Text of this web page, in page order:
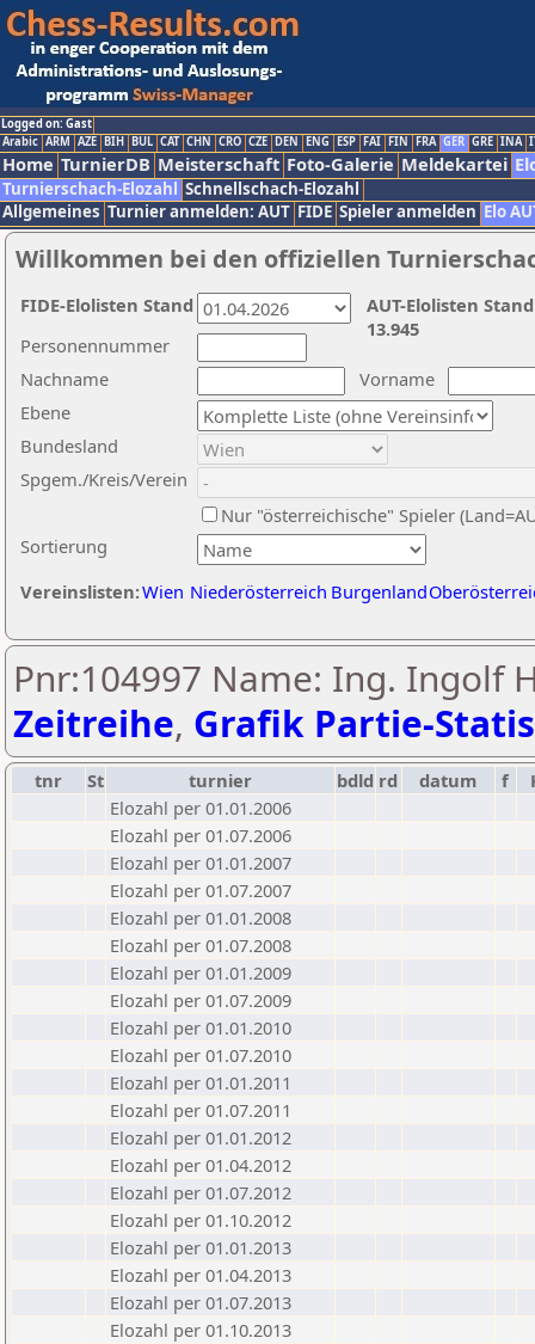
Logged on: Gast
Arabic ARM AZE BIH BUL CAT CHN CRO CZE DEN ENG ESP FAI FIN FRA GER GRE INA
Home TurnierDB Meisterschaft Foto-Galerie Meldekartei
Turnierschach-Elozahl Schnellschach-Elozahl
Allgemeines Turnier anmelden: AUT FIDE Spieler anmelden Elo
Willkommen bei den offiziellen
Nachname
Vorname
Ebene
Sortierung
Personennummer
Bundesland
Spgem./Kreis/Verein
Nur "österreichische" Spieler
Vereinslisten:Wien Niederösterreich Burgenland
AUT-Elolisten
13.945
FIDE-Elolisten Stand
Pnr:104997 Name: Ing. Ingolf
Zeitreihe, Grafik Partie-
tnr St turnier bdld rd datum f
Elozahl per 01.01.2006
Elozahl per 01.07.2006
Elozahl per 01.01.2007
Elozahl per 01.07.2007
Elozahl per 01.01.2008
Elozahl per 01.07.2008
Elozahl per 01.01.2009
Elozahl per 01.07.2009
Elozahl per 01.01.2010
Elozahl per 01.07.2010
Elozahl per 01.01.2011
Elozahl per 01.07.2011
Elozahl per 01.01.2012
Elozahl per 01.04.2012
Elozahl per 01.07.2012
Elozahl per 01.10.2012
Elozahl per 01.01.2013
Elozahl per 01.04.2013
Elozahl per 01.07.2013
Elozahl per 01.10.2013